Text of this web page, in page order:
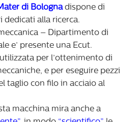
di Bolognadispone di
dedicati alla ricerca.
– Dipartimento di
e’ presente una Ecut.
per l’ottenimento di
e per eseguire pezzi
taglio con filo in acciaio al
macchina mira anche a